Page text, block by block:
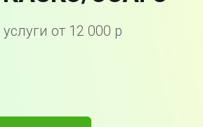
от 12 000 р